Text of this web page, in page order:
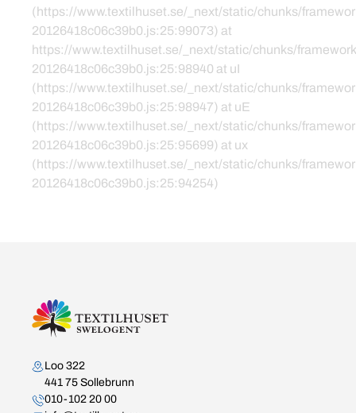
(https://www.textilhuset.se/_next/static/chunks/
20126418c06c39b0.js:25:99073) at
https://www.textilhuset.se/_next/static/chunks/
20126418c06c39b0.js:25:98940 at uI
(https://www.textilhuset.se/_next/static/chunks/
20126418c06c39b0.js:25:98947) at uE
(https://www.textilhuset.se/_next/static/chunks/
20126418c06c39b0.js:25:95699) at ux
(https://www.textilhuset.se/_next/static/chunks/
20126418c06c39b0.js:25:94254)
Kontakta oss
Loo 322
441 75 Sollebrunn
010-102 20 00